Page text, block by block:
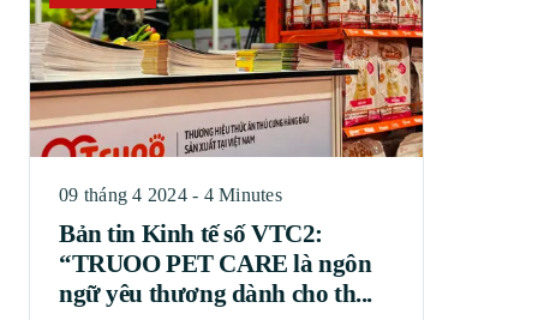
09 tháng 4 2024 - 4 Minutes
Bản tin Kinh tế số VTC2:
“TRUOO PET CARE là ngôn
ngữ yêu thương dành cho th...